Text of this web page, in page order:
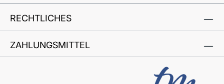
RECHTLICHES
ZAHLUNGSMITTEL